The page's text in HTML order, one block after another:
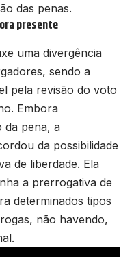
das penas.
presente
uma divergência
sendo a
pela revisão do voto
Embora
da pena, a
da possibilidade
de liberdade. Ela
a prerrogativa de
determinados tipos
não havendo,